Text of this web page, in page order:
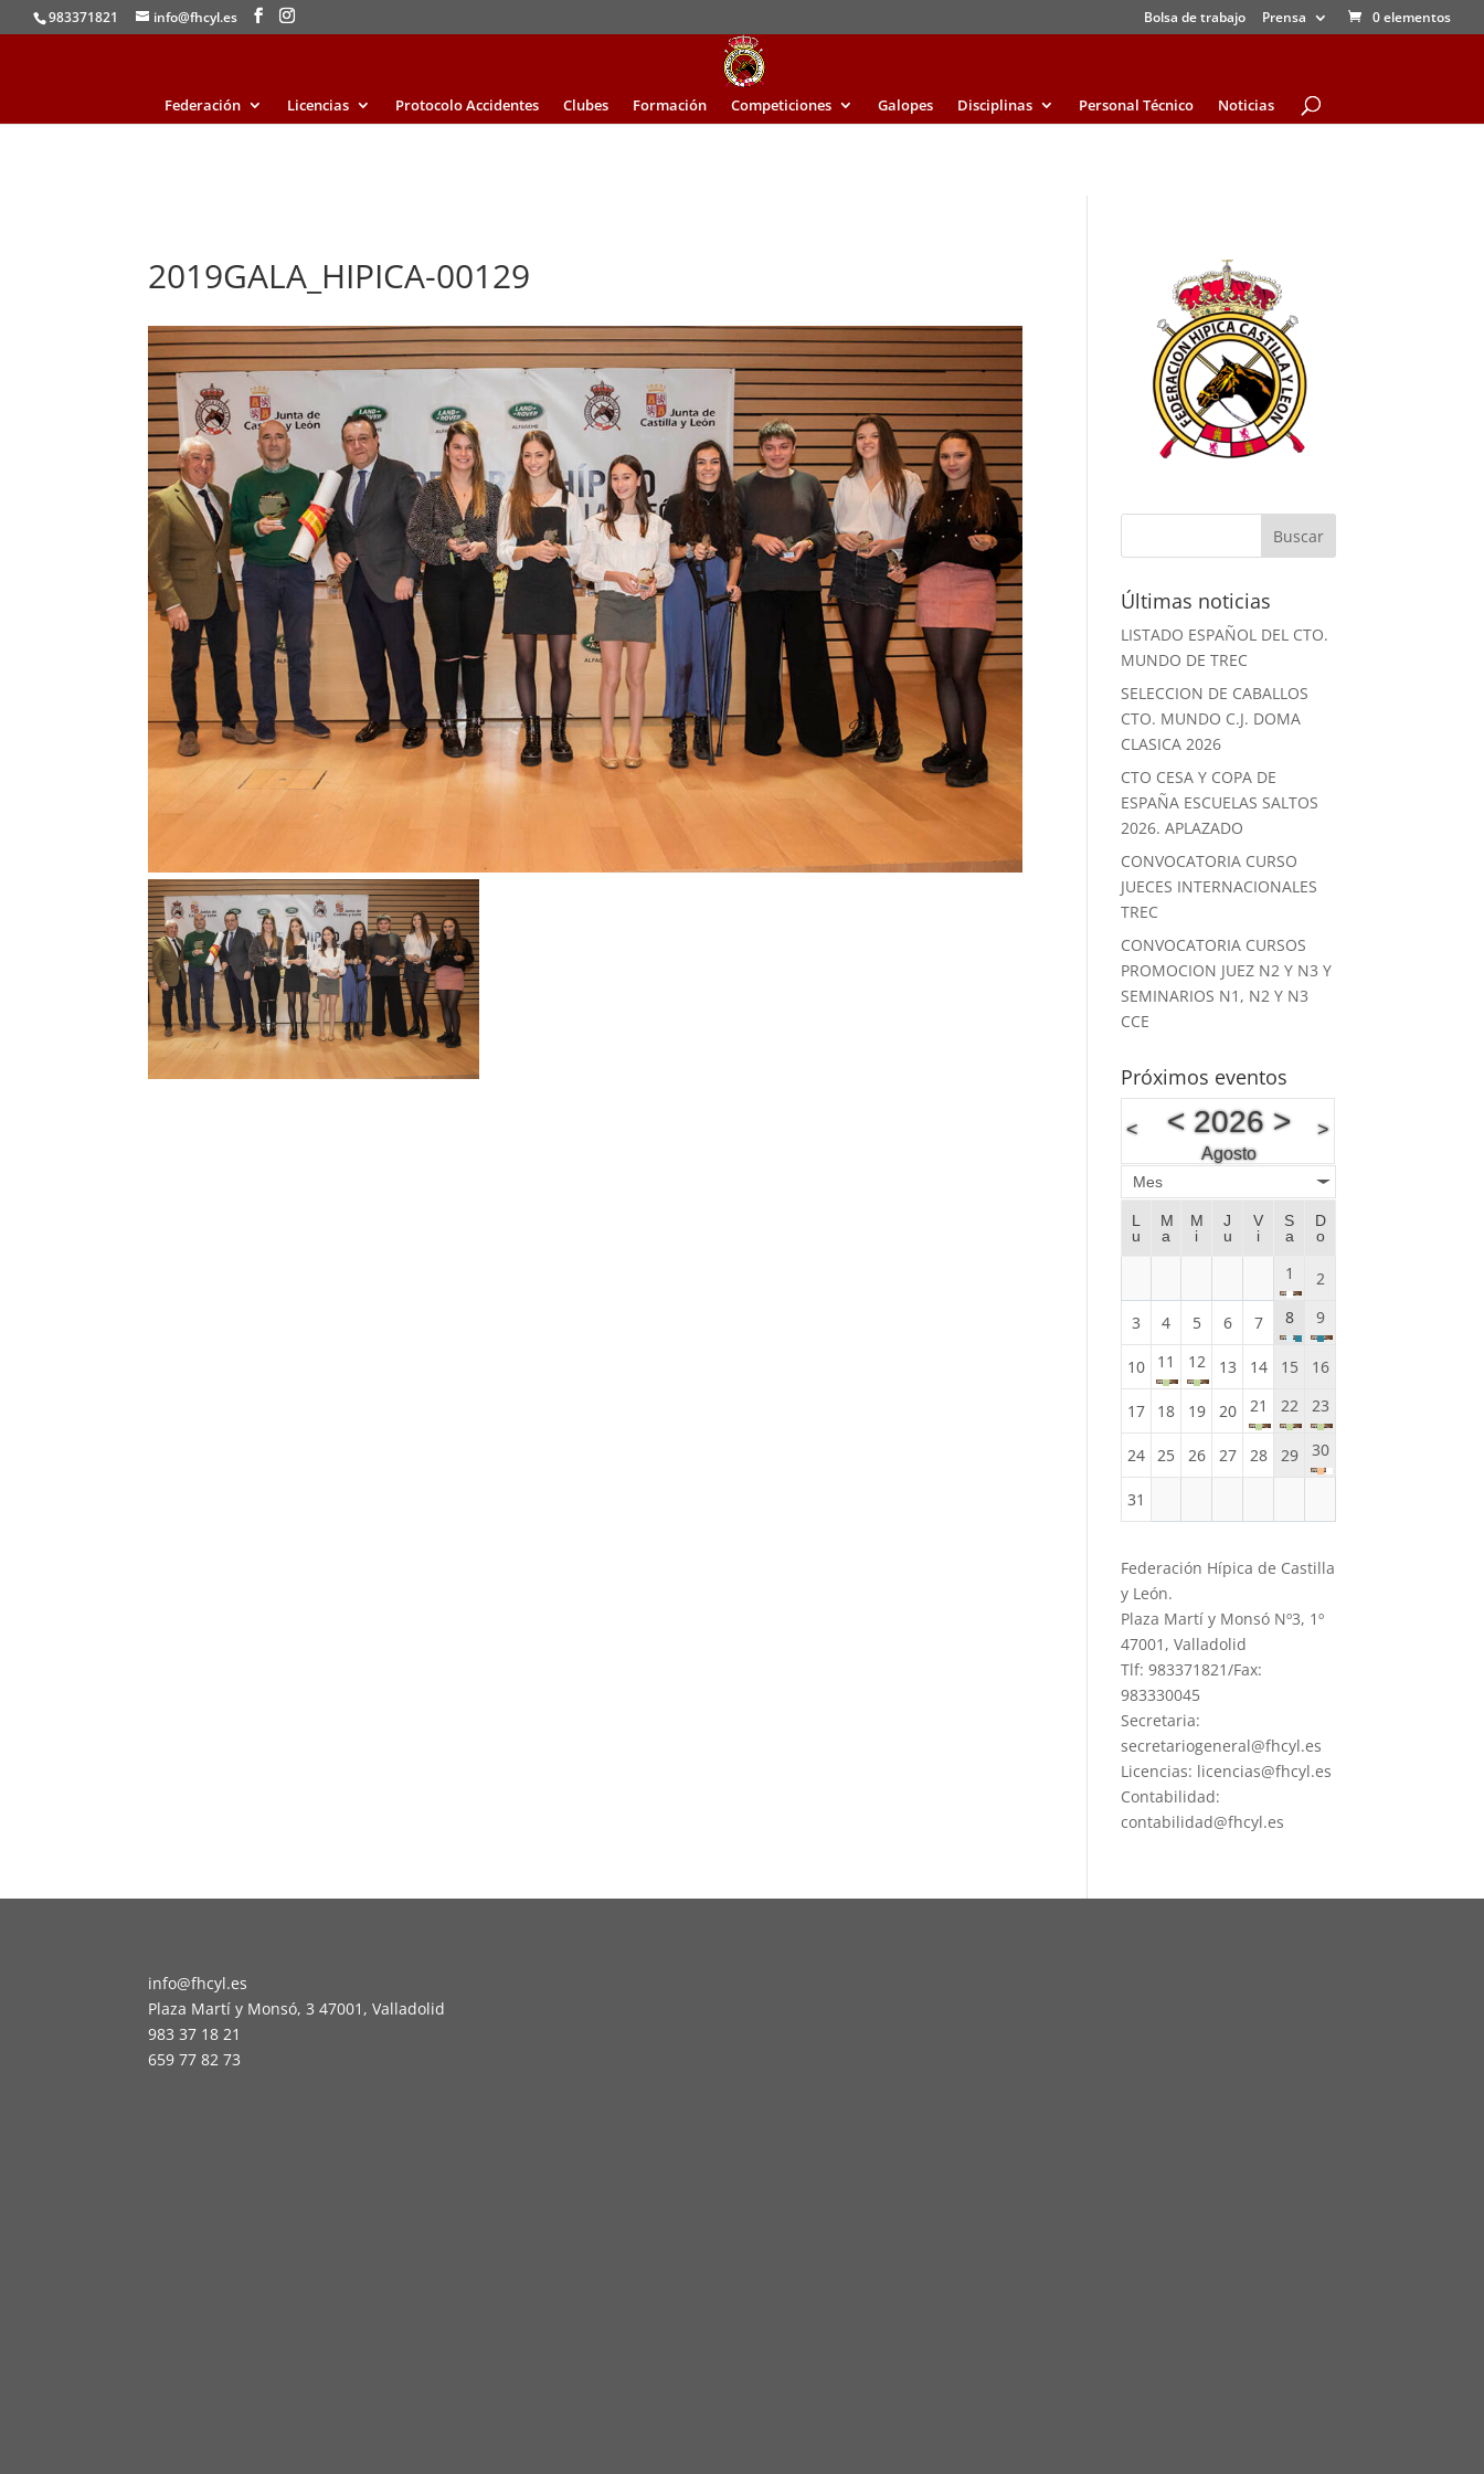
983371821 info@fhcyl.es Bolsa de trabajo Prensa 0 elementos
Federación Licencias Protocolo Accidentes Clubes Formación Competiciones Galopes Disciplinas Personal Técnico Noticias
2019GALA_HIPICA-00129
Últimas noticias
LISTADO ESPAÑOL DEL CTO.
MUNDO DE TREC
SELECCION DE CABALLOS
CTO. MUNDO C.J. DOMA
CLASICA 2026
CTO CESA Y COPA DE
ESPAÑA ESCUELAS SALTOS
2026. APLAZADO
CONVOCATORIA CURSO
JUECES INTERNACIONALES
TREC
CONVOCATORIA CURSOS
PROMOCION JUEZ N2 Y N3 Y
SEMINARIOS N1, N2 Y N3
CCE
Próximos eventos
< <2026 >
Agosto
>
Mes
L
u
M
a
M
i
J
u
V
i
S
a
D
o
1 2
3 4 5 6 7 8 9
10 11 12 13 14 15 16
17 18 19 20 21 22 23
24 25 26 27 28 29 30
31
Federación Hípica de Castilla
y León.
Plaza Martí y Monsó Nº3, 1º
47001, Valladolid
Tlf: 983371821/Fax:
983330045
Secretaria:
secretariogeneral@fhcyl.es
Licencias: licencias@fhcyl.es
Contabilidad:
contabilidad@fhcyl.es
info@fhcyl.es
Plaza Martí y Monsó, 3 47001, Valladolid
983 37 18 21
659 77 82 73